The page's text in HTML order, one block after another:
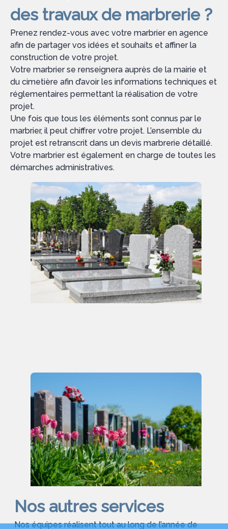
des travaux de marbrerie ?
Prenez rendez-vous avec votre marbrier en agence
afin de partager vos idées et souhaits et affiner la
construction de votre projet.
Votre marbrier se renseignera auprès de la mairie et
du cimetière afin d’avoir les informations techniques et
réglementaires permettant la réalisation de votre
projet.
Une fois que tous les éléments sont connus par le
marbrier, il peut chiffrer votre projet. L’ensemble du
projet est retranscrit dans un devis marbrerie détaillé.
Votre marbrier est également en charge de toutes les
démarches administratives.
Nos autres services
Nos équipes réalisent tout au long de l’année de